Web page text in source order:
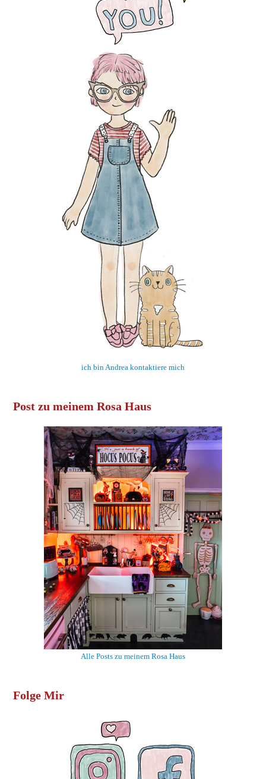
ich bin Andrea kontaktiere mich
Post zu meinem Rosa Haus
Alle Posts zu meinem Rosa Haus
Folge Mir